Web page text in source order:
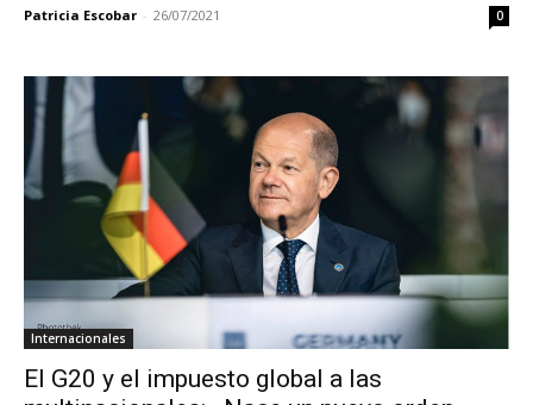
Patricia Escobar - 26/07/2021 0
Internacionales
El G20 y el impuesto global a las